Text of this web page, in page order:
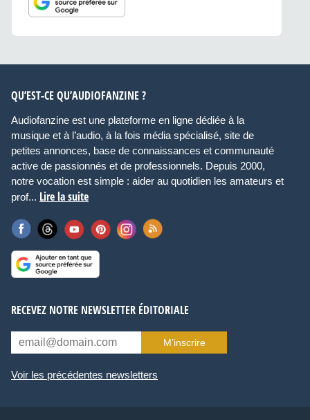
QU’EST-CE QU’AUDIOFANZINE ?
Audiofanzine est une plateforme en ligne dédiée à la
musique et à l’audio, à la fois média spécialisé, site de
petites annonces, base de connaissances et communauté
active de passionnés et de professionnels. Depuis 2000,
notre vocation est simple : aider au quotidien les amateurs et
prof... Lire la suite
RECEVEZ NOTRE NEWSLETTER ÉDITORIALE
M’inscrire
Voir les précédentes newsletters